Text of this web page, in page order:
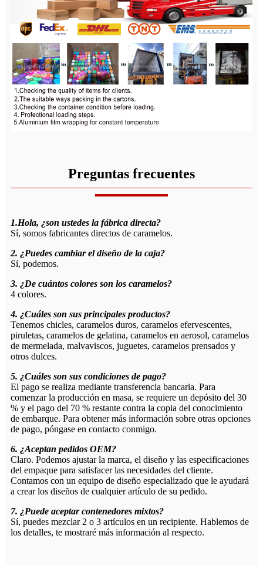
Preguntas frecuentes
1.Hola, ¿son ustedes la fábrica directa?
Sí, somos fabricantes directos de caramelos.
2. ¿Puedes cambiar el diseño de la caja?
Sí, podemos.
3. ¿De cuántos colores son los caramelos?
4 colores.
4. ¿Cuáles son sus principales productos?
Tenemos chicles, caramelos duros, caramelos efervescentes,
piruletas, caramelos de gelatina, caramelos en aerosol, caramelos
de mermelada, malvaviscos, juguetes, caramelos prensados ​​y
otros dulces.
5. ¿Cuáles son sus condiciones de pago?
El pago se realiza mediante transferencia bancaria. Para
comenzar la producción en masa, se requiere un depósito del 30
% y el pago del 70 % restante contra la copia del conocimiento
de embarque. Para obtener más información sobre otras opciones
de pago, póngase en contacto conmigo.
6. ¿Aceptan pedidos OEM?
Claro. Podemos ajustar la marca, el diseño y las especificaciones
del empaque para satisfacer las necesidades del cliente.
Contamos con un equipo de diseño especializado que le ayudará
a crear los diseños de cualquier artículo de su pedido.
7. ¿Puede aceptar contenedores mixtos?
Sí, puedes mezclar 2 o 3 artículos en un recipiente. Hablemos de
los detalles, te mostraré más información al respecto.